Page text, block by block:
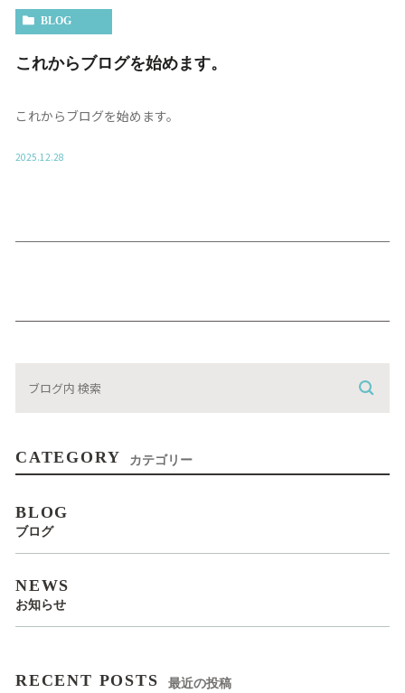
BLOG
これからブログを始めます。
これからブログを始めます。
2025.12.28
CATEGORY カテゴリー
BLOG
ブログ
NEWS
お知らせ
RECENT POSTS 最近の投稿